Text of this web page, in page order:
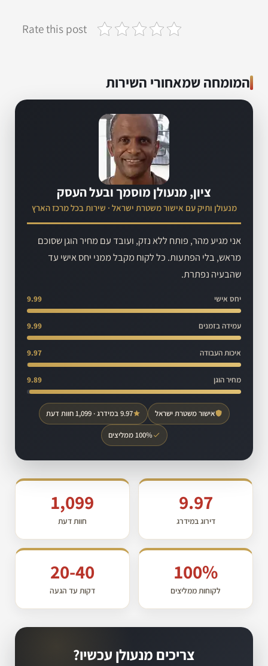
Rate this post
המומחה שמאחורי השירות
ציון, מנעולן מוסמך ובעל העסק
מנעולן ותיק עם אישור משטרת ישראל · שירות בכל מרכז הארץ
אני מגיע מהר, פותח ללא נזק, ועובד עם מחיר הוגן שסוכם
מראש, בלי הפתעות. כל לקוח מקבל ממני יחס אישי עד
שהבעיה נפתרת.
יחס אישי 9.99
עמידה בזמנים 9.99
איכות העבודה 9.97
מחיר הוגן 9.89
אישור משטרת ישראל 9.97 במידרג · 1,099 חוות דעת
100% ממליצים
9.97
דירוג במידרג
1,099
חוות דעת
100%
לקוחות ממליצים
20-40
דקות עד הגעה
צריכים מנעולן עכשיו?